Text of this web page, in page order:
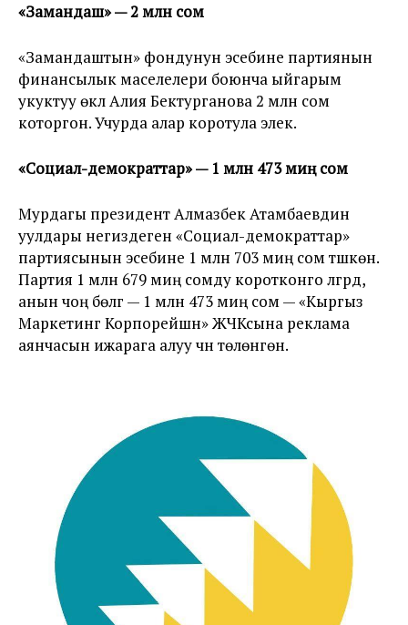
«Замандаш» — 2 млн сом
«Замандаштын» фондунун эсебине партиянын
финансылык маселелери боюнча ыйгарым
укуктуу өкүлү Алия Бектурганова 2 млн сом
которгон. Учурда алар коротула элек.
«Социал-демократтар» — 1 млн 473 миң сом
Мурдагы президент Алмазбек Атамбаевдин
уулдары негиздеген «Социал-демократтар»
партиясынын эсебине 1 млн 703 миң сом түшкөн.
Партия 1 млн 679 миң сомду коротконго үлгүрдү,
анын чоң бөлүгү — 1 млн 473 миң сом — «Кыргыз
Маркетинг Корпорейшн» ЖЧКсына реклама
аянчасын ижарага алуу үчүн төлөнгөн.